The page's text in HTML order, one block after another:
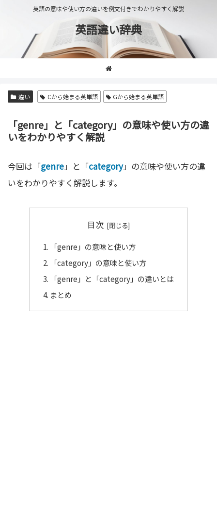
英語の意味や使い方の違いを例文付きでわかりやすく解説
英語違い辞典
違い Cから始まる英単語 Gから始まる英単語
「genre」と「category」の意味や使い方の違
いをわかりやすく解説
今回は「genre」と「category」の意味や使い方の違
いをわかりやすく解説します。
目次
「genre」の意味と使い方
「category」の意味と使い方
「genre」と「category」の違いとは
まとめ